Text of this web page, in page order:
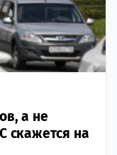
а не
скажется на